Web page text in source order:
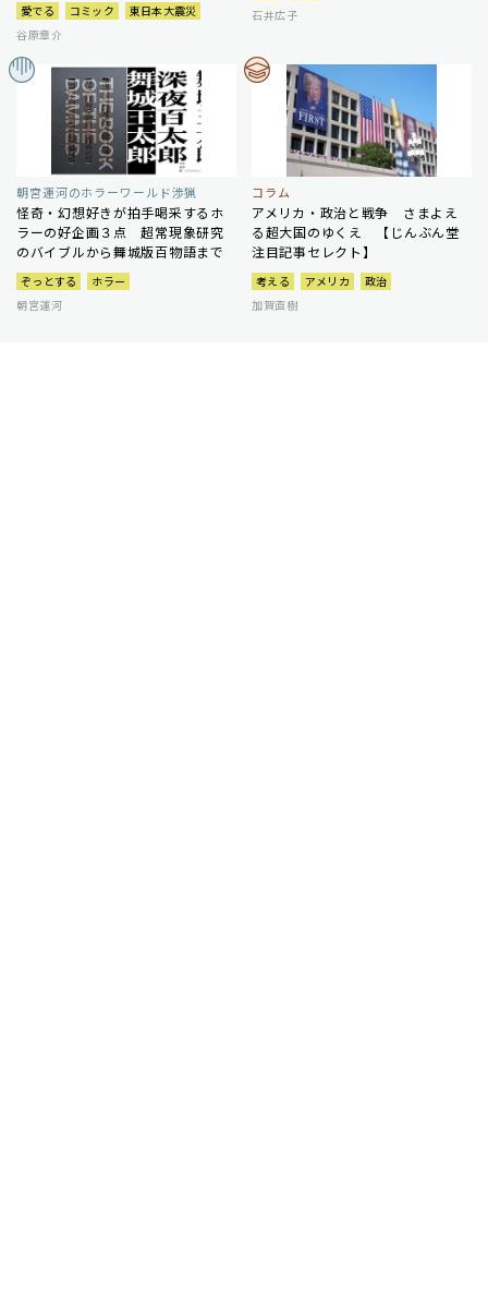
愛でる コミック
東日本大震災
谷原章介
石井広子
朝宮運河のホラーワールド渉猟
怪奇・幻想好きが拍手喝采するホ
ラーの好企画３点 超常現象研究
のバイブルから舞城版百物語まで
ぞっとする
ホラー
朝宮運河
コラム
アメリカ・政治と戦争 さまよえ
る超大国のゆくえ 【じんぶん堂
注目記事セレクト】
考える アメリカ
政治
加賀直樹